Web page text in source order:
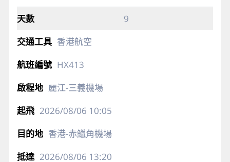
9
香港航空
HX413
麗江-三義機場
2026/08/06 10:05
香港-赤鱲角機場
2026/08/06 13:20